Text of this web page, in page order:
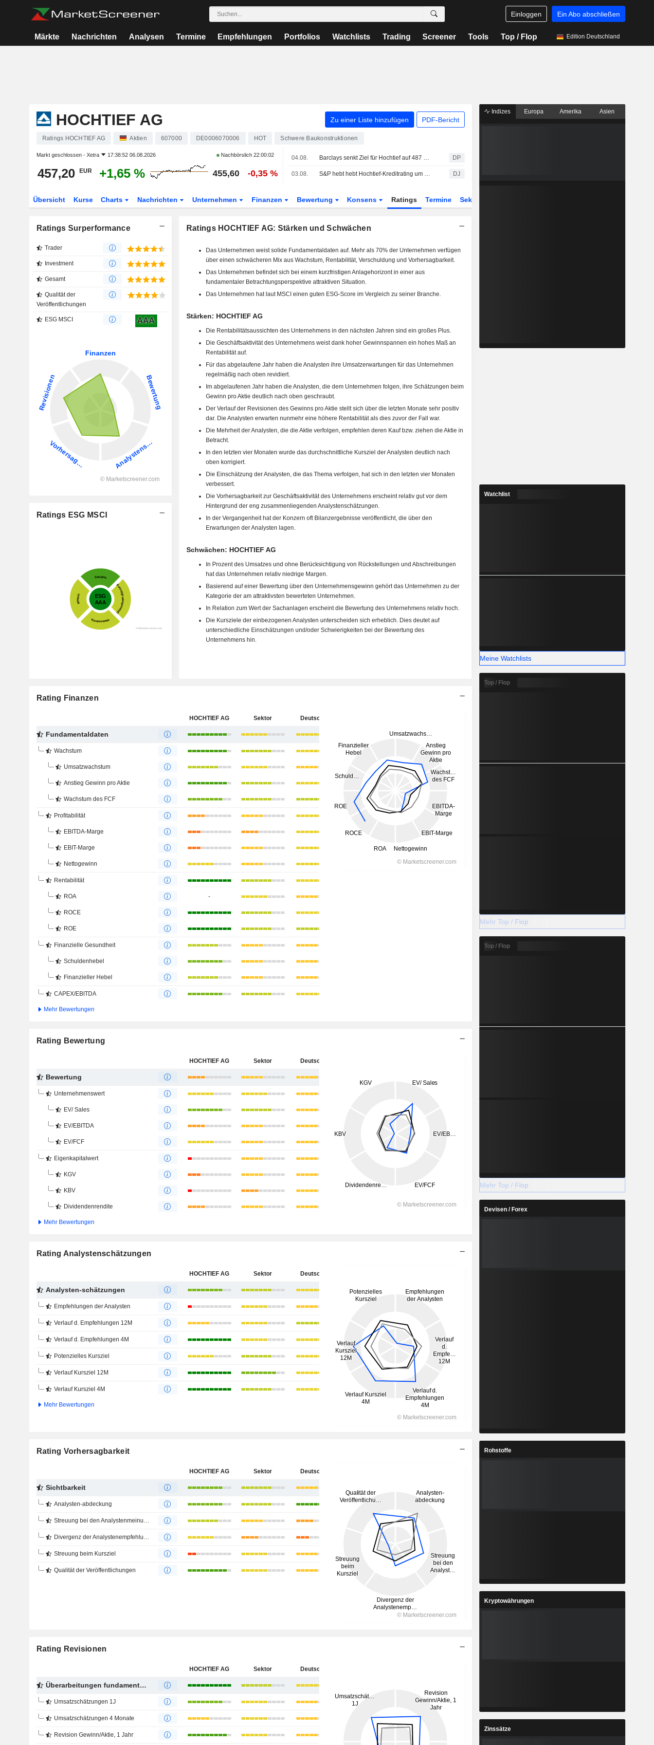
Einloggen Ein Abo abschließen
Märkte Nachrichten Analysen Termine Empfehlungen Portfolios Watchlists Trading Screener Tools Top / Flop Edition Deutschland
HOCHTIEF AG Zu einer Liste hinzufügen PDF-Bericht
Ratings HOCHTIEF AG Aktien 607000 DE0006070006 HOT Schwere Baukonstruktionen
Markt geschlossen - Xetra 17:38:52 06.08.2026 Nachbörslich 22:00:02
457,20 EUR +1,65 % 455,60 -0,35 %
04.08. Barclays senkt Ziel für Hochtief auf 487 Euro - 'Equal Weight' DP
03.08. S&P hebt hebt Hochtief-Kreditrating um eine Stufe auf BBB an DJ
Übersicht Kurse Charts Nachrichten Unternehmen Finanzen Bewertung Konsens Ratings Termine Sektor
Ratings Surperformance
Trader
Investment
Gesamt
Qualität der
Veröffentlichungen
ESG MSCI AAA
Ratings ESG MSCI
Ratings HOCHTIEF AG: Stärken und Schwächen
Das Unternehmen weist solide Fundamentaldaten auf. Mehr als 70% der Unternehmen verfügen
über einen schwächeren Mix aus Wachstum, Rentabilität, Verschuldung und Vorhersagbarkeit.
Das Unternehmen befindet sich bei einem kurzfristigen Anlagehorizont in einer aus
fundamentaler Betrachtungsperspektive attraktiven Situation.
Das Unternehmen hat laut MSCI einen guten ESG-Score im Vergleich zu seiner Branche.
Stärken: HOCHTIEF AG
Die Rentabilitätsaussichten des Unternehmens in den nächsten Jahren sind ein großes Plus.
Die Geschäftsaktivität des Unternehmens weist dank hoher Gewinnspannen ein hohes Maß an
Rentabilität auf.
Für das abgelaufene Jahr haben die Analysten ihre Umsatzerwartungen für das Unternehmen
regelmäßig nach oben revidiert.
Im abgelaufenen Jahr haben die Analysten, die dem Unternehmen folgen, ihre Schätzungen beim
Gewinn pro Aktie deutlich nach oben geschraubt.
Der Verlauf der Revisionen des Gewinns pro Aktie stellt sich über die letzten Monate sehr positiv
dar. Die Analysten erwarten nunmehr eine höhere Rentabilität als dies zuvor der Fall war.
Die Mehrheit der Analysten, die die Aktie verfolgen, empfehlen deren Kauf bzw. ziehen die Aktie in
Betracht.
In den letzten vier Monaten wurde das durchschnittliche Kursziel der Analysten deutlich nach
oben korrigiert.
Die Einschätzung der Analysten, die das Thema verfolgen, hat sich in den letzten vier Monaten
verbessert.
Die Vorhersagbarkeit zur Geschäftsaktivität des Unternehmens erscheint relativ gut vor dem
Hintergrund der eng zusammenliegenden Analystenschätzungen.
In der Vergangenheit hat der Konzern oft Bilanzergebnisse veröffentlicht, die über den
Erwartungen der Analysten lagen.
Schwächen: HOCHTIEF AG
In Prozent des Umsatzes und ohne Berücksichtigung von Rückstellungen und Abschreibungen
hat das Unternehmen relativ niedrige Margen.
Basierend auf einer Bewertung über den Unternehmensgewinn gehört das Unternehmen zu der
Kategorie der am attraktivsten bewerteten Unternehmen.
In Relation zum Wert der Sachanlagen erscheint die Bewertung des Unternehmens relativ hoch.
Die Kursziele der einbezogenen Analysten unterscheiden sich erheblich. Dies deutet auf
unterschiedliche Einschätzungen und/oder Schwierigkeiten bei der Bewertung des
Unternehmens hin.
Rating Finanzen
HOCHTIEF AG Sektor Deutschland
Fundamentaldaten
Wachstum
Umsatzwachstum
Anstieg Gewinn pro Aktie
Wachstum des FCF
Profitabilität
EBITDA-Marge
EBIT-Marge
Nettogewinn
Rentabilität
ROA -
ROCE
ROE
Finanzielle Gesundheit
Schuldenhebel
Finanzieller Hebel
CAPEX/EBITDA
Mehr Bewertungen
Rating Bewertung
HOCHTIEF AG Sektor Deutschland
Bewertung
Unternehmenswert
EV/ Sales
EV/EBITDA
EV/FCF
Eigenkapitalwert
KGV
KBV
Dividendenrendite
Mehr Bewertungen
Rating Analystenschätzungen
HOCHTIEF AG Sektor Deutschland
Analysten-schätzungen
Empfehlungen der Analysten
Verlauf d. Empfehlungen 12M
Verlauf d. Empfehlungen 4M
Potenzielles Kursziel
Verlauf Kursziel 12M
Verlauf Kursziel 4M
Mehr Bewertungen
Rating Vorhersagbarkeit
HOCHTIEF AG Sektor Deutschland
Sichtbarkeit
Analysten-abdeckung
Streuung bei den Analystenmeinungen
Divergenz der Analystenempfehlungen
Streuung beim Kursziel
Qualität der Veröffentlichungen
Rating Revisionen
HOCHTIEF AG Sektor Deutschland
Überarbeitungen fundamentaler Schätzungen
Umsatzschätzungen 1J
Umsatzschätzungen 4 Monate
Revision Gewinn/Aktie, 1 Jahr
Indizes Europa Amerika Asien
Watchlist
Meine Watchlists
Top / Flop
Mehr Top / Flop
Top / Flop
Mehr Top / Flop
Devisen / Forex
Rohstoffe
Kryptowährungen
Zinssätze